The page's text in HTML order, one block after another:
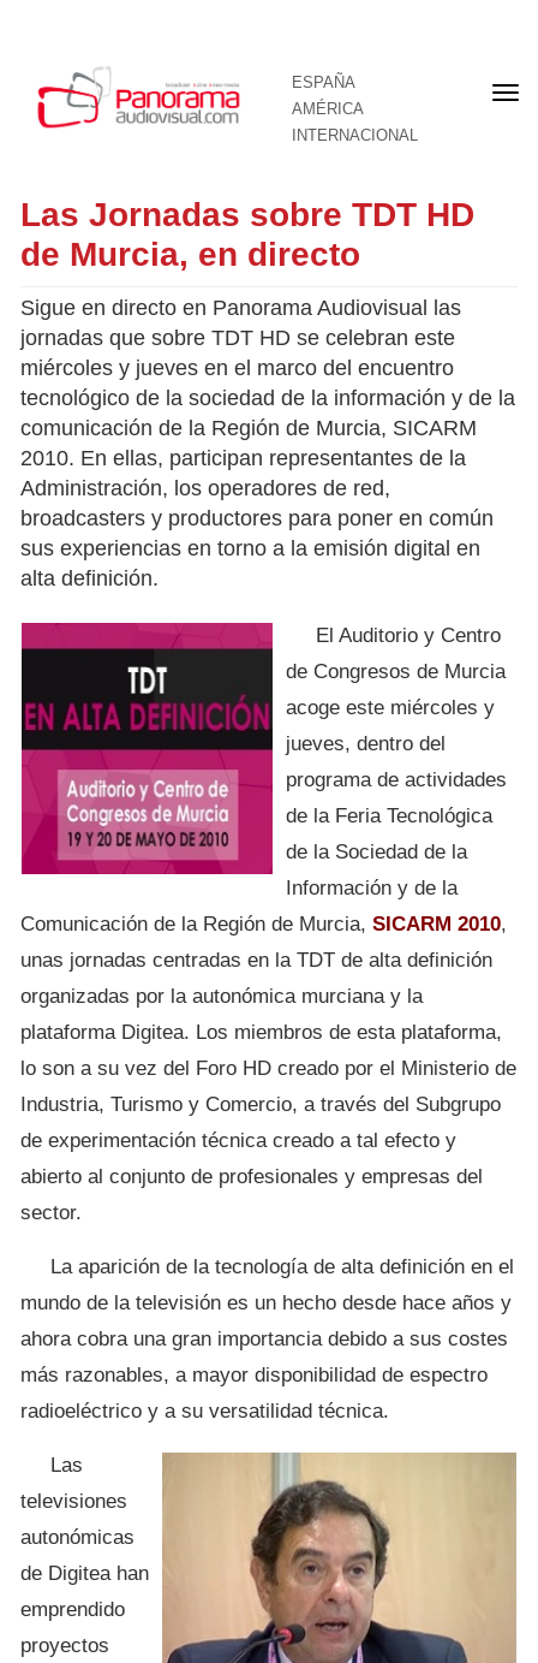
ESPAÑA
AMÉRICA
INTERNACIONAL
Las Jornadas sobre TDT HD
de Murcia, en directo
Sigue en directo en Panorama Audiovisual las
jornadas que sobre TDT HD se celebran este
miércoles y jueves en el marco del encuentro
tecnológico de la sociedad de la información y de la
comunicación de la Región de Murcia, SICARM
2010. En ellas, participan representantes de la
Administración, los operadores de red,
broadcasters y productores para poner en común
sus experiencias en torno a la emisión digital en
alta definición.
El Auditorio y Centro
de Congresos de Murcia
acoge este miércoles y
jueves, dentro del
programa de actividades
de la Feria Tecnológica
de la Sociedad de la
Información y de la
Comunicación de la Región de Murcia, SICARM 2010,
unas jornadas centradas en la TDT de alta definición
organizadas por la autonómica murciana y la
plataforma Digitea. Los miembros de esta plataforma,
lo son a su vez del Foro HD creado por el Ministerio de
Industria, Turismo y Comercio, a través del Subgrupo
de experimentación técnica creado a tal efecto y
abierto al conjunto de profesionales y empresas del
sector.
La aparición de la tecnología de alta definición en el
mundo de la televisión es un hecho desde hace años y
ahora cobra una gran importancia debido a sus costes
más razonables, a mayor disponibilidad de espectro
radioeléctrico y a su versatilidad técnica.
Las
televisiones
autonómicas
de Digitea han
emprendido
proyectos